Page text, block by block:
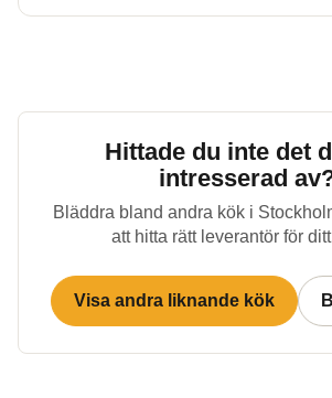
Hittade du inte det
intresserad
Bläddra bland andra kök i
att hitta rätt leverantör för
Visa andra liknande kök